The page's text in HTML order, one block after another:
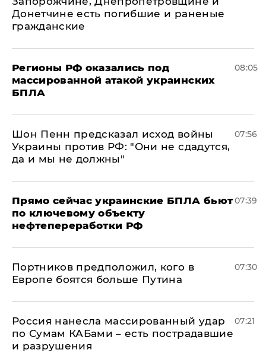
Донетчине есть погибшие и раненые
гражданские
Регионы РФ оказались под
массированной атакой украинских
БПЛА
08:05
Шон Пенн предсказал исход войны
Украины против РФ: "Они не сдадутся,
да и мы не должны"
07:56
Прямо сейчас украинские БПЛА бьют
по ключевому объекту
нефтепереработки РФ
07:39
Портников предположил, кого в
Европе боятся больше Путина
07:30
Россия нанесла массированный удар
по Сумам КАБами – есть пострадавшие
и разрушения
07:21